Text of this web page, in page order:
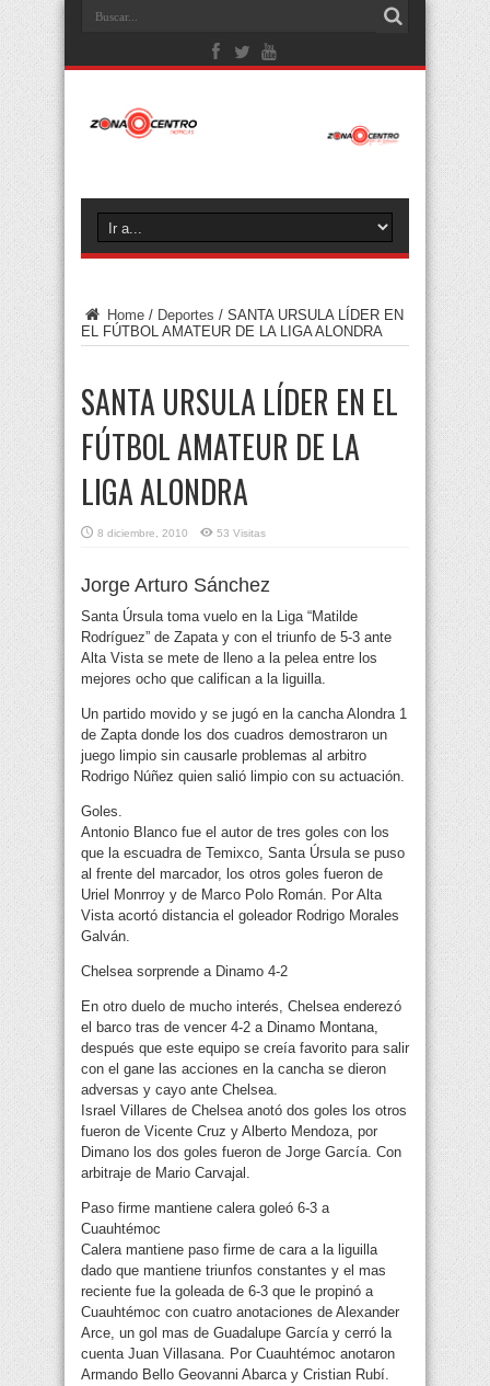
Home / Deportes / SANTA URSULA LÍDER EN
EL FÚTBOL AMATEUR DE LA LIGA ALONDRA
SANTA URSULA LÍDER EN EL
FÚTBOL AMATEUR DE LA
LIGA ALONDRA
8 diciembre, 2010 53 Visitas
Jorge Arturo Sánchez
Santa Úrsula toma vuelo en la Liga “Matilde
Rodríguez” de Zapata y con el triunfo de 5-3 ante
Alta Vista se mete de lleno a la pelea entre los
mejores ocho que califican a la liguilla.
Un partido movido y se jugó en la cancha Alondra 1
de Zapta donde los dos cuadros demostraron un
juego limpio sin causarle problemas al arbitro
Rodrigo Núñez quien salió limpio con su actuación.
Goles.
Antonio Blanco fue el autor de tres goles con los
que la escuadra de Temixco, Santa Úrsula se puso
al frente del marcador, los otros goles fueron de
Uriel Monrroy y de Marco Polo Román. Por Alta
Vista acortó distancia el goleador Rodrigo Morales
Galván.
Chelsea sorprende a Dinamo 4-2
En otro duelo de mucho interés, Chelsea enderezó
el barco tras de vencer 4-2 a Dinamo Montana,
después que este equipo se creía favorito para salir
con el gane las acciones en la cancha se dieron
adversas y cayo ante Chelsea.
Israel Villares de Chelsea anotó dos goles los otros
fueron de Vicente Cruz y Alberto Mendoza, por
Dimano los dos goles fueron de Jorge García. Con
arbitraje de Mario Carvajal.
Paso firme mantiene calera goleó 6-3 a
Cuauhtémoc
Calera mantiene paso firme de cara a la liguilla
dado que mantiene triunfos constantes y el mas
reciente fue la goleada de 6-3 que le propinó a
Cuauhtémoc con cuatro anotaciones de Alexander
Arce, un gol mas de Guadalupe García y cerró la
cuenta Juan Villasana. Por Cuauhtémoc anotaron
Armando Bello Geovanni Abarca y Cristian Rubí.